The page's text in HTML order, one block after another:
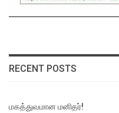
RECENT POSTS
மகத்துவமான மனிதர்!